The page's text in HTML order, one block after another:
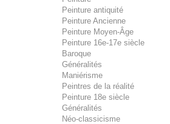
Peinture antiquité
Peinture Ancienne
Peinture Moyen-Âge
Peinture 16e-17e siècle
Baroque
Généralités
Maniérisme
Peintres de la réalité
Peinture 18e siècle
Généralités
Néo-classicisme